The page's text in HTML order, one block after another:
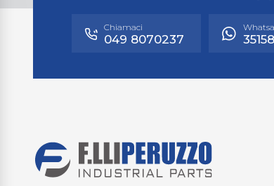
Chiamaci
049 8070237